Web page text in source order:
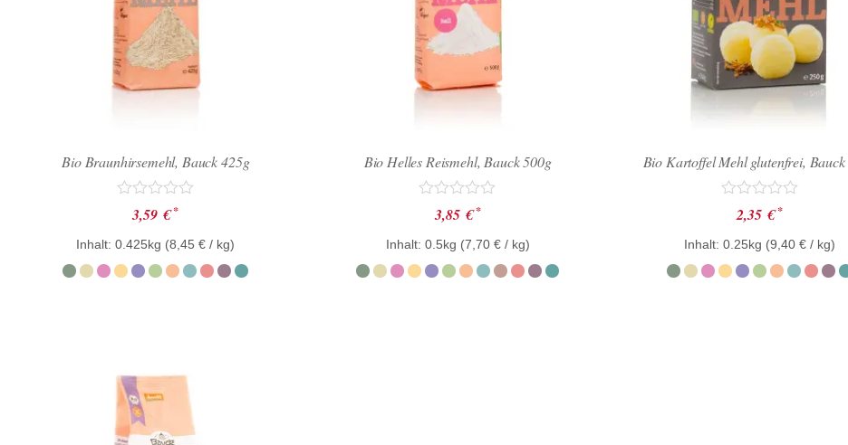
Bio Braunhirsemehl, Bauck 425g
Bewertet
mit
0
von
5
3,59 € *
Inhalt: 0.425kg (8,45€ / kg)
Bio Helles Reismehl, Bauck 500g
Bewertet
mit
von
5
3,85 € *
Inhalt: 0.5kg (7,70 €/ kg)
Bio Kartoffel Mehl glutenfrei,
Bewertet
mit
0
von
5
2,35 € *
Inhalt: 0.25kg (9,40€ / kg)